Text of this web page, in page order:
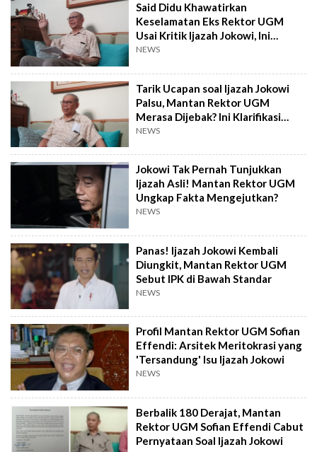
Said Didu Khawatirkan
Keselamatan Eks Rektor UGM
Usai Kritik Ijazah Jokowi, Ini
Jawaban Sofian Effendi
NEWS
Tarik Ucapan soal Ijazah Jokowi
Palsu, Mantan Rektor UGM
Merasa Dijebak? Ini Klarifikasi
Lengkapnya
NEWS
Jokowi Tak Pernah Tunjukkan
Ijazah Asli! Mantan Rektor UGM
Ungkap Fakta Mengejutkan?
NEWS
Panas! Ijazah Jokowi Kembali
Diungkit, Mantan Rektor UGM
Sebut IPK di Bawah Standar
NEWS
Profil Mantan Rektor UGM Sofian
Effendi: Arsitek Meritokrasi yang
'Tersandung' Isu Ijazah Jokowi
NEWS
Berbalik 180 Derajat, Mantan
Rektor UGM Sofian Effendi Cabut
Pernyataan Soal Ijazah Jokowi